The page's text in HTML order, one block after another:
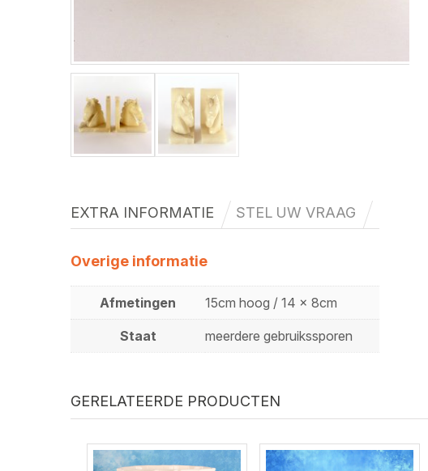
EXTRA INFORMATIE STEL UW VRAAG
Overige informatie
Afmetingen 15cm hoog / 14 x 8cm
Staat meerdere gebruikssporen
GERELATEERDE PRODUCTEN